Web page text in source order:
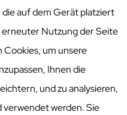
auf dem Gerät platziert
Nutzung der Seite
um unsere
Ihnen die
und zu analysieren,
verwendet werden. Sie